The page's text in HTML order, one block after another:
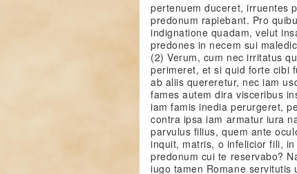
pertenuem duceret, irruentes
predonum rapiebant. Pro
indignatione quadam, velut
predones in necem sui
(2) Verum, cum nec irritatus
perimeret, et si quid forte cibi
ab aliis quereretur, nec iam
fames autem dira visceribus
iam famis inedia perurgeret,
contra ipsa iam armatur iura
parvulus filius, quem ante
inquit, matris, o infelicior fili,
predonum cui te reservabo?
iugo tamen Romane servitutis